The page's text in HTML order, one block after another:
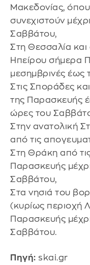
Μακεδονίας,
συνεχιστούν
Σαββάτου,
Στη Θεσσαλία και
Ηπείρου σήμερα
μεσημβρινές έως
Στις Σποράδες
της Παρασκευής
ώρες του
Στην ανατολική
από τις
Στη Θράκη από
Παρασκευής
Σαββάτου,
Στα νησιά του
(κυρίως περιοχή
Παρασκευής
Σαββάτου.
Πηγή: skai.gr